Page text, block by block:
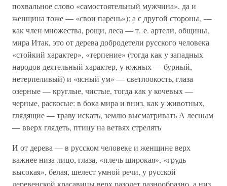
похвальное слово «самостоятельный мужчина», да и
женщина тоже — «свои парень»); а с другой стороны, —
как член множества, рощи, леса — т. е. артели, общины,
мира Итак, это от дерева добродетели русского человека
«стойкий характер», «терпение» (тогда как у западных
народов деятельный характер, у южных — бурный,
нетерпеливый) и «ясный ум» — светлоокость, глаза
озерные — круглые, чистые, тогда как у кочевых —
черные, раскосые: в бока мира и вниз, как у животных,
глядящие — траву искать, землю высматривать А лесным
— вверх глядеть, птицу на ветвях стрелять
И от дерева — в русском человеке и женщине верх
важнее низа лицо, глаза, «плечь широкая», «грудь
высокая», белая, шелест умной речи, у русской
деревенской красавицы верх разодет разнообразно, а низ